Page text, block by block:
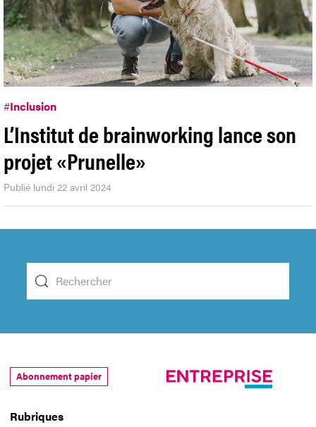
#Inclusion
L’Institut de brainworking lance son
projet «Prunelle»
Publié lundi 22 avril 2024
Rubriques
Abonnement papier